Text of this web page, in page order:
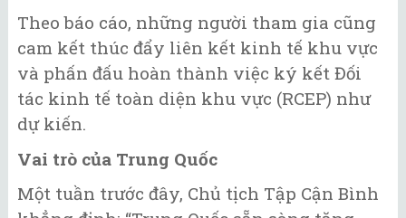
Theo báo cáo, những người tham gia cũng
cam kết thúc đẩy liên kết kinh tế khu vực
và phấn đấu hoàn thành việc ký kết Đối
tác kinh tế toàn diện khu vực (RCEP) như
dự kiến.
Vai trò của Trung Quốc
Một tuần trước đây, Chủ tịch Tập Cận Bình